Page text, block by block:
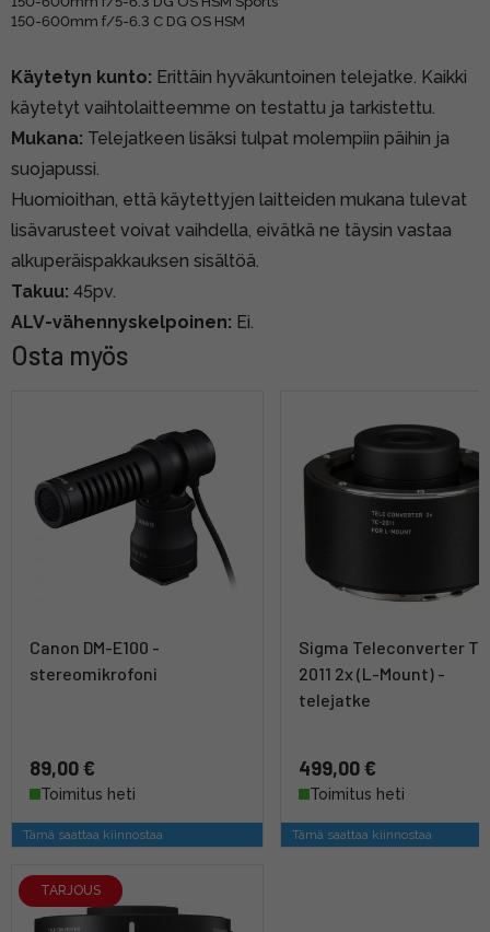
150-600mm f/5-6.3 C DG OS HSM
Käytetyn kunto: Erittäin hyväkuntoinen telejatke. Kaikki
käytetyt vaihtolaitteemme on testattu ja tarkistettu.
Mukana: Telejatkeen lisäksi tulpat molempiin päihin ja
suojapussi.
Huomioithan, että käytettyjen laitteiden mukana tulevat
lisävarusteet voivat vaihdella, eivätkä ne täysin vastaa
alkuperäispakkauksen sisältöä.
Takuu: 45pv.
ALV-vähennyskelpoinen: Ei.
Osta myös
Canon DM-E100 -
stereomikrofoni
89,00 €
Toimitus heti
Tämä saattaa kiinnostaa
Sigma Teleconverter
2011 2x (L-Mount) -
telejatke
499,00 €
Toimitus heti
Tämä saattaa kiinnostaa
TARJOUS